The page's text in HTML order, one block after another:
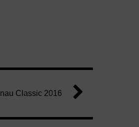
Classic 2016